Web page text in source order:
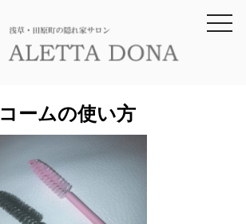
toggle
コームの使い方